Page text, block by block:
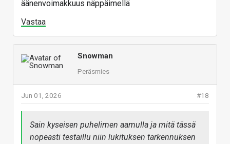
äänenvoimakkuus näppäimellä
Vastaa
Snowman
Peräsmies
#18
Jun 01, 2026
Sain kyseisen puhelimen aamulla ja mitä tässä
nopeasti testaillu niin lukituksen tarkennuksen